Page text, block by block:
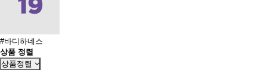
#바디하네스
상품 정렬
상품정렬